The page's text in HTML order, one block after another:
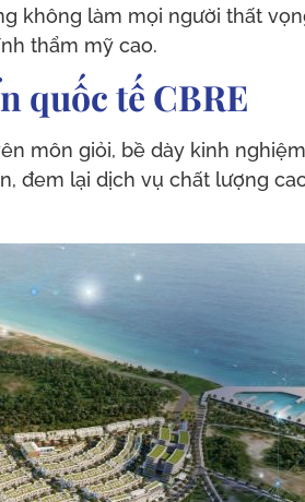
không làm mọi người thất
thẩm mỹ cao.
quốc tế CBRE
môn giỏi, bề dày kinh
đem lại dịch vụ chất lượng